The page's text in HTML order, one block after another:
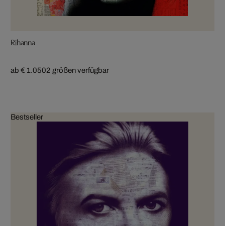
Rihanna
ab € 1.0502 größen verfügbar
Bestseller